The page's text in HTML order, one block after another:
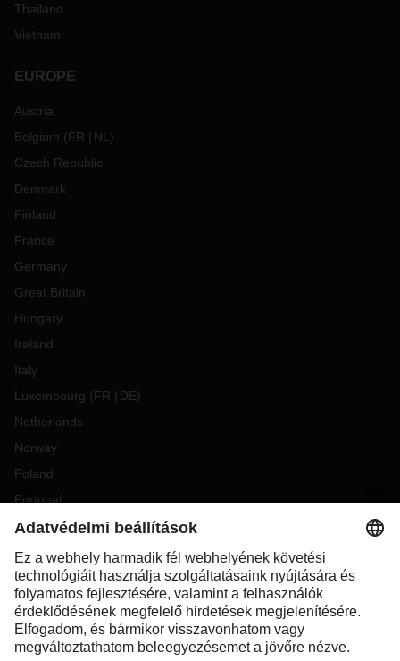
Thailand
Vietnam
EUROPE
Austria
Belgium (FR NL )
Czech Republic
Denmark
Finland
France
Germany
Great Britain
Hungary
Ireland
Italy
Luxembourg (FR DE)
Netherlands
Norway
Poland
Portugal
Romania
Slovakia
Spain
Sweden
Switzerland( DE FR)
Turkey